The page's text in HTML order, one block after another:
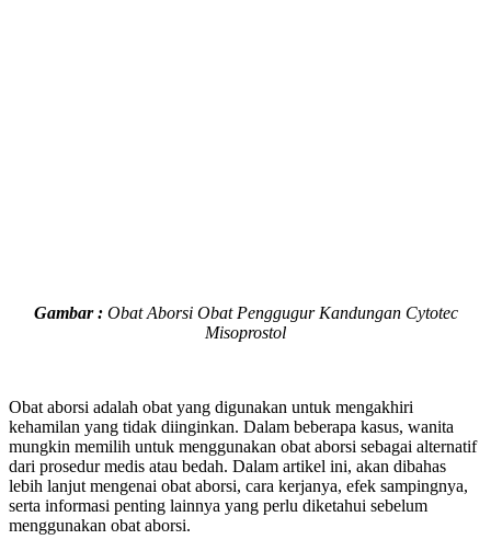
Gambar :Obat Aborsi Obat Penggugur Kandungan Cytotec
Misoprostol
Obat aborsi adalah obat yang digunakan untuk mengakhiri
kehamilan yang tidak diinginkan. Dalam beberapa kasus, wanita
mungkin memilih untuk menggunakan obat aborsi sebagai alternatif
dari prosedur medis atau bedah. Dalam artikel ini, akan dibahas
lebih lanjut mengenai obat aborsi, cara kerjanya, efek sampingnya,
serta informasi penting lainnya yang perlu diketahui sebelum
menggunakan obat aborsi.